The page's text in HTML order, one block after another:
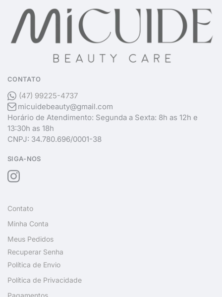
CONTATO
(47) 99225-4737
micuidebeauty@gmail.com
Horário de Atendimento: Segunda a Sexta: 8h as 12h e
13:30h as 18h
CNPJ: 34.780.696/0001-38
SIGA-NOS
Contato
Minha Conta
Meus Pedidos
Recuperar Senha
Política de Envio
Política de Privacidade
Pagamentos